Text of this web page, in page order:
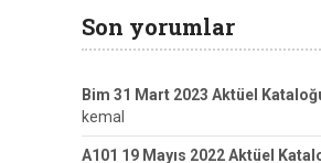
Son yorumlar
Bim 31 Mart 2023 Aktüel
kemal
A101 19 Mayıs 2022 Aktüel